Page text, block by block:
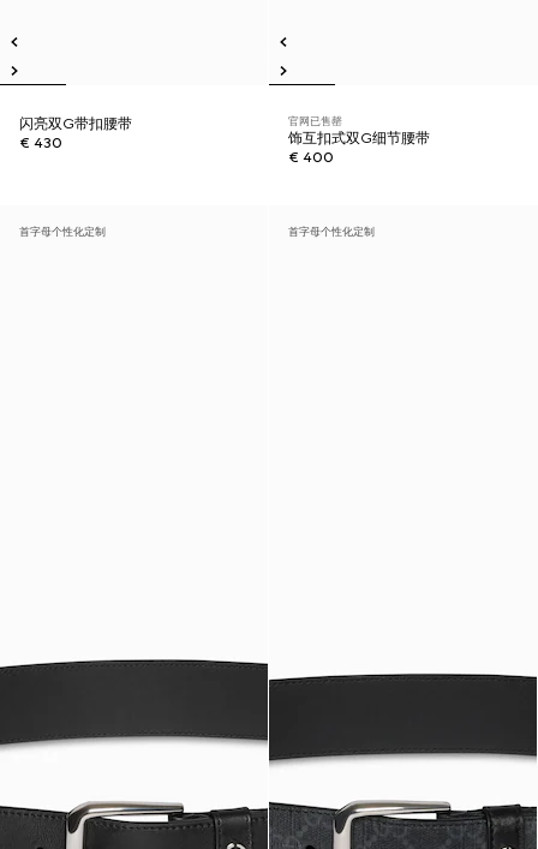
闪亮双G带扣腰带
€ 430
官网已售罄
饰互扣式双G细节腰带
€ 400
首字母个性化定制 首字母个性化定制